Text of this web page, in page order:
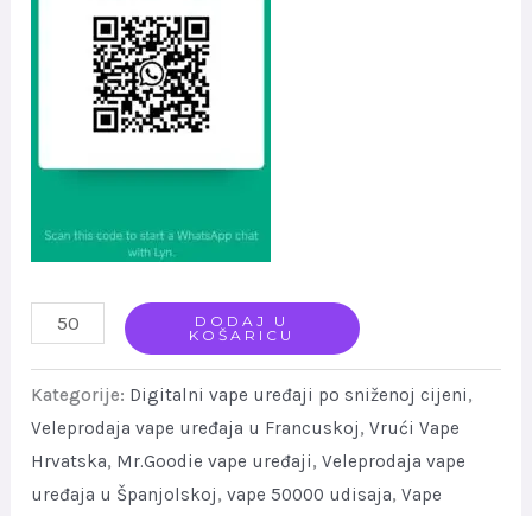
Wholesale
Rate
Mr.Goodie
Dual
Mode
DODAJ U
KOŠARICU
Kategorije: Digitalni vape uređaji po sniženoj cijeni,
Veleprodaja vape uređaja u Francuskoj,Vrući Vape
Hrvatska, Mr.Goodie vape uređaji,Veleprodaja vape
uređaja u Španjolskoj,vape 50000 udisaja,Vape